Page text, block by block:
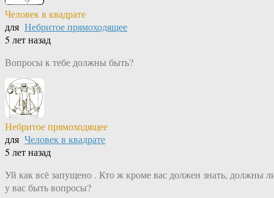
Человек в квадрате
для Небритое прямоходящее
5 лет назад
Вопросы к тебе должны быть?
Небритое прямоходящее
для Человек в квадрате
5 лет назад
Уй как всё запущено . Кто ж кроме вас должен знать, должны
у вас быть вопросы?